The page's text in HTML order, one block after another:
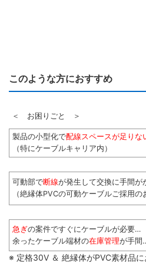
このような方におすすめ
＜ お困りごと ＞
製品の小型化で配線スペースが足りな
（特にケーブルキャリア内）
可動部で断線が発生して交換に手間が
（絶縁体PVCの可動ケーブルご採用の
急ぎの案件ですぐにケーブルが必要…
余ったケーブル端材の在庫管理が手間
※ 定格30V ＆ 絶縁体がPVC素材品